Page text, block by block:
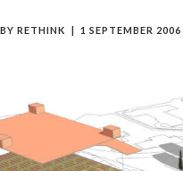
BY RETHINK 1 SEPTEMBER 2006